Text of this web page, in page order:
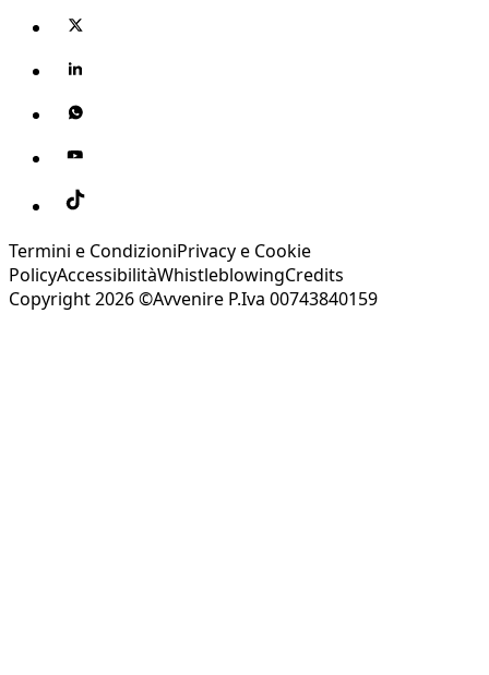
Termini e CondizioniPrivacy e Cookie
PolicyAccessibilitàWhistleblowingCredits
Copyright 2026 ©Avvenire P.Iva 00743840159